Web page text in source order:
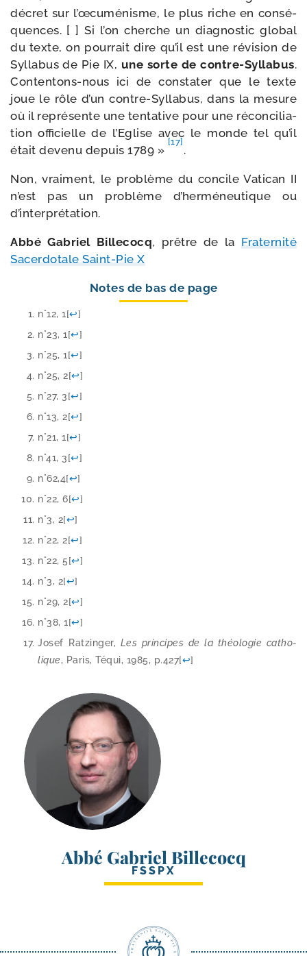
décret sur l’œ­cu­mé­nisme, le plus riche en consé­
quences. [ ] Si l’on cherche un diag­nos­tic glo­bal
du texte, on pour­rait dire qu’il est une révi­sion de
Syllabus de Pie IX, une sorte de contre-​Syllabus.
Contentons-​nous ici de consta­ter que le texte
joue le rôle d’un contre-​Syllabus, dans la mesure
où il repré­sente une ten­ta­tive pour une récon­ci­lia­
tion offi­cielle de l’Eglise avec le monde tel qu’il
était deve­nu depuis 1789 »
[17]
.
Non, vrai­ment, le pro­blème du concile Vatican II
n’est pas un pro­blème d’her­mé­neu­tique ou
d’interprétation.
Abbé Gabriel Billecocq, prêtre de laFraternité
Sacerdotale Saint-​Pie X
Notes de bas de page
n°12, 1[↩]
n°23, 1[↩]
n°25, 1[↩]
n°25, 2[↩]
n°27, 3[↩]
n°13, 2[↩]
n°21, 1[↩]
n°41, 3[↩]
n°62,4[↩]
n°22, 6[↩]
n°3, 2[↩]
n°22, 2[↩]
n°22, 5[↩]
n°3, 2[↩]
n°29, 2[↩]
n°38, 1[↩]
Josef Ratzinger, Les prin­cipes de la théo­lo­gie catho­
lique, Paris, Téqui, 1985, p.427[↩]
Abbé Gabriel Billecocq
FSSPX